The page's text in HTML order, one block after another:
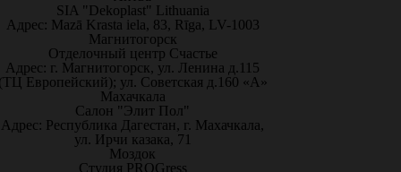
SIA "Dekoplast" Lithuania
Адрес: Mazā Krasta iela, 83, Rīga, LV-1003
Магнитогорск
Отделочный центр Счастье
Адрес: г. Магнитогорск, ул. Ленина д.115
Европейский); ул. Советская д.160 «А»
Махачкала
Салон "Элит Пол"
Адрес: Республика Дагестан, г. Махачкала,
ул. Ирчи казака, 71
Моздок
Студия PROGress